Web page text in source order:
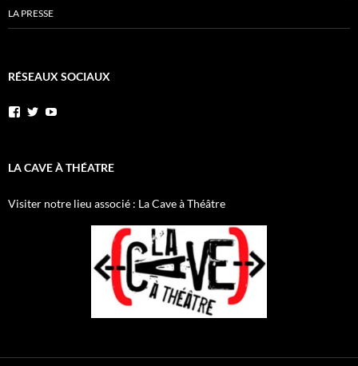
LA PRESSE
RÉSEAUX SOCIAUX
Voir
AnnibalEtSesElephants
sur
Voir
annibal_lacave
sur
LA CAVE À THÉATRE
Visiter notre lieu associé : La Cave à Théâtre